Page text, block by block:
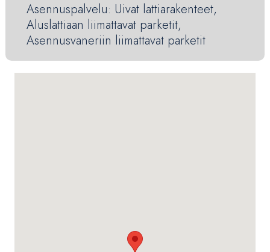
Asennuspalvelu: Uivat lattiarakenteet,
Aluslattiaan liimattavat parketit,
Asennusvaneriin liimattavat parketit